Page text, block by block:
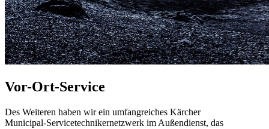
Vor-Ort-Service
Des Weiteren haben wir ein umfangreiches Kärcher
Municipal-Servicetechnikernetzwerk im Außendienst, das